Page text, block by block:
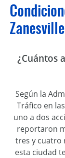
Zanesville
¿Cuántos
Según la
Tráfico en
uno a dos
reportaron
tres y cuatro
esta ciudad